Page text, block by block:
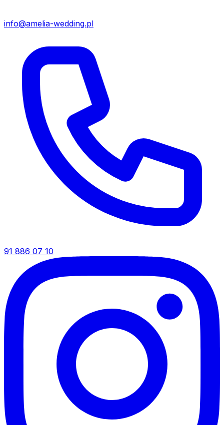
info@amelia-wedding.pl
91 886 07 10